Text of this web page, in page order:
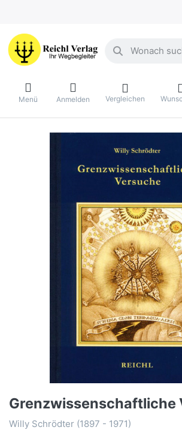
Geben Sie
Menü Anmelden Vergleichen
Grenzwissenschaftliche
Willy Schrödter (1897 - 1971)